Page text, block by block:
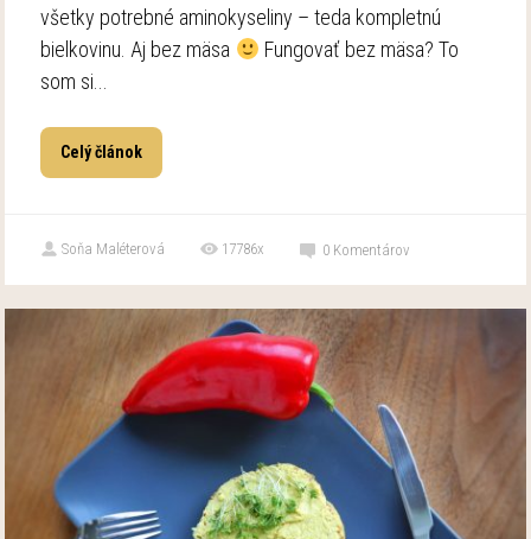
všetky potrebné aminokyseliny – teda kompletnú
bielkovinu. Aj bez mäsa
Fungovať bez mäsa? To
som si...
Celý článok
Soňa Maléterová 17786x 0 Komentárov